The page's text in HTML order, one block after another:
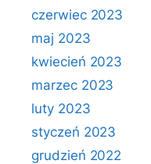
czerwiec 2023
maj 2023
kwiecień 2023
marzec 2023
luty 2023
styczeń 2023
grudzień 2022